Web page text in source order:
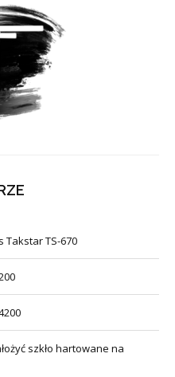
Takstar TS-670
szkło hartowane na